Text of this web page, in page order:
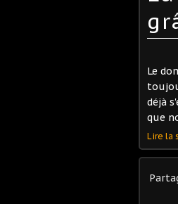
Le
déjà
que
Lire la